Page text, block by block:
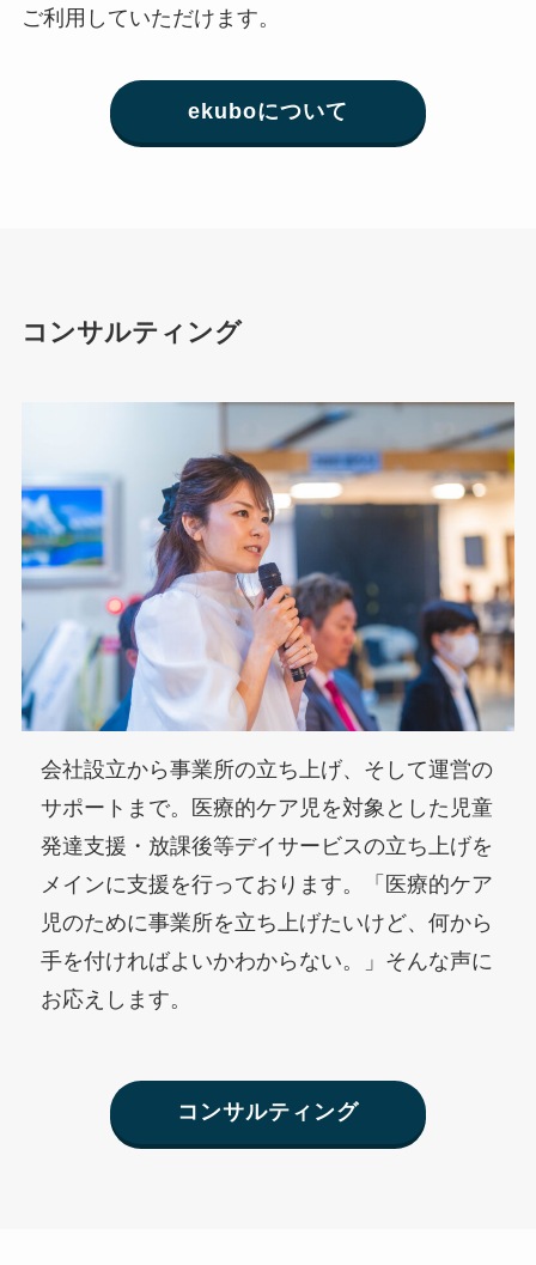
ご利用していただけます。
ekuboについて
コンサルティング
会社設立から事業所の立ち上げ、そして運営の
サポートまで。医療的ケア児を対象とした児童
発達支援・放課後等デイサービスの立ち上げを
メインに支援を行っております。「医療的ケア
児のために事業所を立ち上げたいけど、何から
手を付ければよいかわからない。」そんな声に
お応えします。
コンサルティング